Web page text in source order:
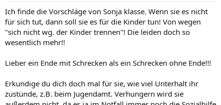
Ich finde die Vorschläge von Sonja klasse. Wenn sie es nicht
für sich tut, dann soll sie es für die Kinder tun! Von wegen
"sich nicht wg. der Kinder trennen"! Die leiden doch so
wesentlich mehr!!
Lieber ein Ende mit Schrecken als ein Schrecken ohne Ende!!!
Erkundige du dich doch mal für sie, wie viel Unterhalt ihr
zustünde, z.B. beim Jugendamt. Verhungern wird sie